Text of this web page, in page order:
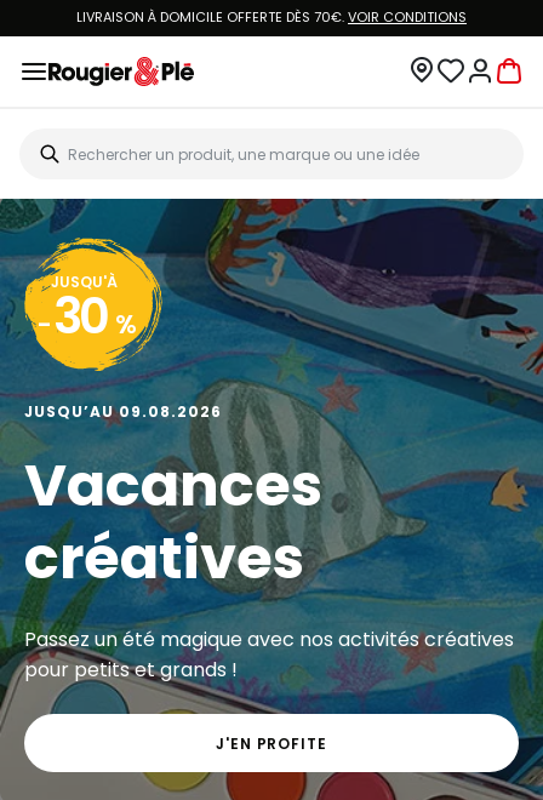
LIVRAISON À DOMICILE OFFERTE DÈS 70€.VOIR CONDITIONS
JUSQU'À
- 30 %
JUSQU’AU 09.08.2026
Vacances
créatives
Passez un été magique avec nos activités créatives
pour petits et grands !
J'EN PROFITE